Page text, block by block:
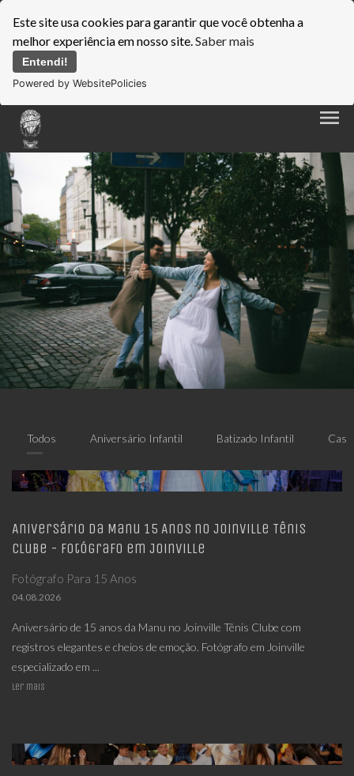
Este site usa cookies para garantir que você obtenha a
melhor experiência em nosso site.Saber mais
Entendi!
Powered by WebsitePolicies
menu
Todos Aniversário Infantil Batizado Infantil
Aniversário da Manu 15 Anos no Joinville Tênis
Clube - Fotógrafo em Joinville
Fotógrafo Para 15 Anos
04.08.2026
Aniversário de 15 anos da Manu no Joinville Tênis Clube com
registros elegantes e cheios de emoção. Fotógrafo em Joinville
especializado em ...
Ler mais